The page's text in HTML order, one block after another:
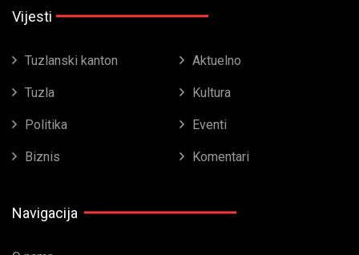
Vijesti
Tuzlanski kanton Aktuelno
Tuzla Kultura
Politika Eventi
Biznis Komentari
Navigacija